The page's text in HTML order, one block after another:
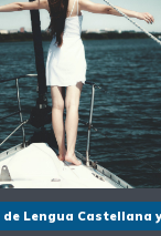
de Lengua Castellana